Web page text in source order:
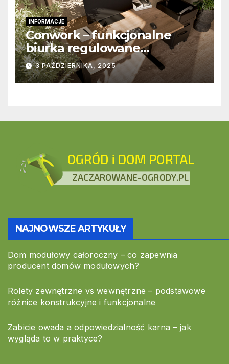
INFORMACJE
Conwork – funkcjonalne
biurka regulowane
stworzone z myślą o
nowoczesnych
przestrzeniach pracy
3 PAŹDZIERNIKA, 2025
NAJNOWSZE ARTYKUŁY
Dom modułowy całoroczny – co zapewnia
producent domów modułowych?
Rolety zewnętrzne vs wewnętrzne – podstawowe
różnice konstrukcyjne i funkcjonalne
Zabicie owada a odpowiedzialność karna – jak
wygląda to w praktyce?